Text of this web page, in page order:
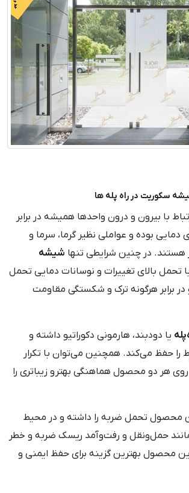
سکوریت در راه پله ها
با بیرون و درون واحدها همیشه در برابر
بوده و عواملی نظیر گرما، سرما و
هستند. در چنین شرایطی تنها شیشه
تحمل بالای تغییرات و نوسانات دمایی تحمل
برابر هرگونه ترک و شکستگی مقاومت
یا دودبند، هارمونی دکوراتیو داشته و
را حفظ می‌کند. همچنین می‌توان با تکرار
روی هر دو محصول هماهنگی بهتر و زیباتری را
محصول تحمل ضربه را داشته و در محیط
حمل‌ونقل و رفت‌وآمد ریسک ضربه و خطر
محصول بهترین گزینه برای حفظ ایمنی و